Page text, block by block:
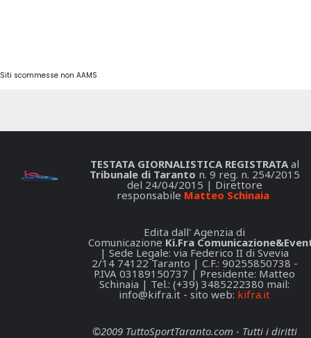
Siti scommesse non AAMS
TESTATA GIORNALISTICA REGISTRATAal
Tribunale di Taranto n. 9 reg. n. 254/2015
del 24/04/2015 | Direttore
responsabile Matteo Schinaia
Edita dall' Agenzia di
Comunicazione Ki.Fra
| Sede Legale: via Federico II di Svevia
2/14 74122 Taranto | C.F.: 90255850738 -
P.IVA 03189150737 | Presidente: Matteo
Schinaia | Tel.: (+39) 3485222380 mail:
info@kifra.it - sito web: kifra.it
©2009 TuttoSportTaranto.com - Tutti i diritti